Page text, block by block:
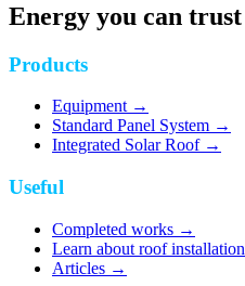
Energy you can trust
Products
Equipment →
Standard Panel System →
Integrated Solar Roof →
Useful
Completed works →
Learn about roof installation
Articles →